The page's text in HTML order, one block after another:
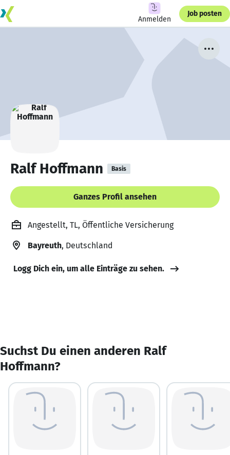
Anmelden
Job posten
Ralf Hoffmann Basis
Ganzes Profil ansehen
Angestellt, TL, Öffentliche Versicherung
Bayreuth, Deutschland
Logg Dich ein, um alle Einträge zu sehen.
Suchst Du einen anderen Ralf
Hoffmann?